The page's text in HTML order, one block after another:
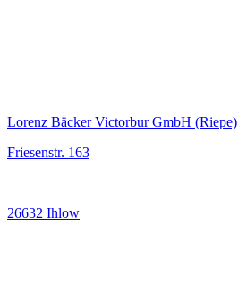
Lorenz Bäcker Victorbur GmbH (Riepe)
Friesenstr. 163
26632 Ihlow